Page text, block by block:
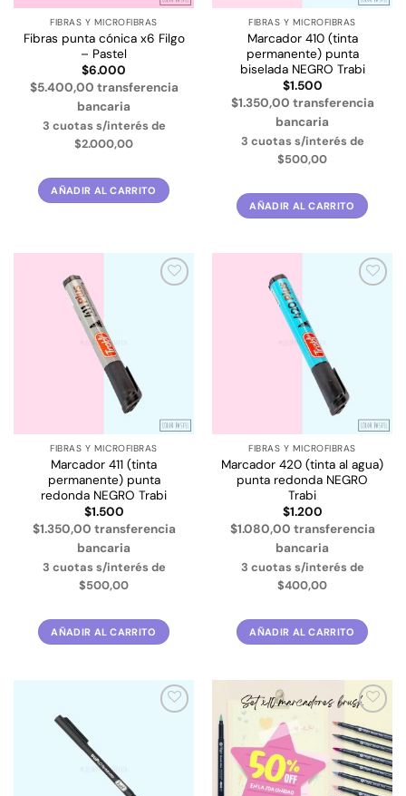
FIBRAS Y MICROFIBRAS
Fibras punta cónica x6 Filgo
– Pastel
$6.000
$5.400,00 transferencia
bancaria
3 cuotas s/interés de
$2.000,00
AÑADIR AL CARRITO
FIBRAS Y MICROFIBRAS
Marcador 410 (tinta
permanente) punta
biselada NEGRO Trabi
$1.500
$1.350,00 transferencia
bancaria
3 cuotas s/interés de
$500,00
AÑADIR AL CARRITO
FIBRAS Y MICROFIBRAS
Marcador 411 (tinta
permanente) punta
redonda NEGRO Trabi
$1.500
$1.350,00 transferencia
bancaria
3 cuotas s/interés de
$500,00
AÑADIR AL CARRITO
FIBRAS Y MICROFIBRAS
Marcador 420 (tinta al agua)
punta redonda NEGRO
Trabi
$1.200
$1.080,00 transferencia
bancaria
3 cuotas s/interés de
$400,00
AÑADIR AL CARRITO
Añadir
a la
lista de
deseos